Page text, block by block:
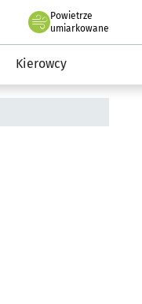
Powietrze
we Wrocławiu
umiarkowane
Kierowcy